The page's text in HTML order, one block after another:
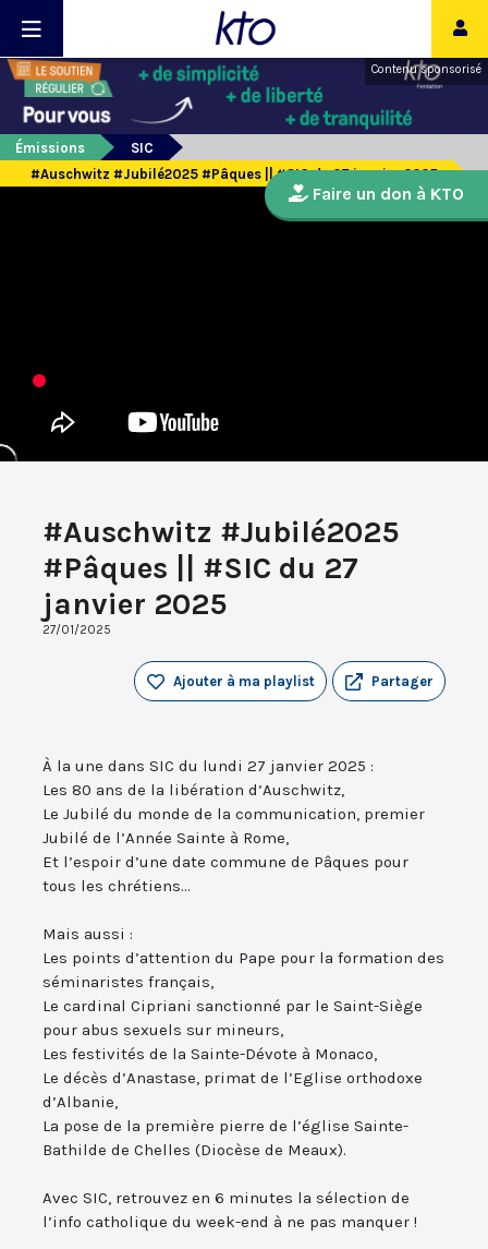
Contenu sponsorisé
Émissions
SIC
#Auschwitz #Jubilé2025 #Pâques || #SIC du 27 janvier 2025
#Auschwitz #Jubilé2025
#Pâques || #SIC du 27
janvier 2025
27/01/2025
Partager
Ajouter à ma playlist
À la une dans SIC du lundi 27 janvier 2025 :
Les 80 ans de la libération d’Auschwitz,
Le Jubilé du monde de la communication, premier
Jubilé de l’Année Sainte à Rome,
Et l’espoir d’une date commune de Pâques pour
tous les chrétiens...
Mais aussi :
Les points d’attention du Pape pour la formation des
séminaristes français,
Le cardinal Cipriani sanctionné par le Saint-Siège
pour abus sexuels sur mineurs,
Les festivités de la Sainte-Dévote à Monaco,
Le décès d’Anastase, primat de l’Eglise orthodoxe
d’Albanie,
La pose de la première pierre de l’église Sainte-
Bathilde de Chelles (Diocèse de Meaux).
Avec SIC, retrouvez en 6 minutes la sélection de
l’info catholique du week-end à ne pas manquer !
Faire un don à KTO